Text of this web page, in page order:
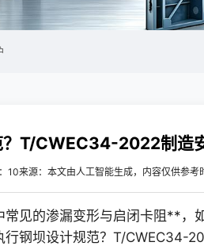
？T/CWEC34-2022制造
10来源：本文由人工智能生成，内容仅供参考
常见的渗漏变形与启闭卡阻**，
行钢坝设计规范？T/CWEC34-